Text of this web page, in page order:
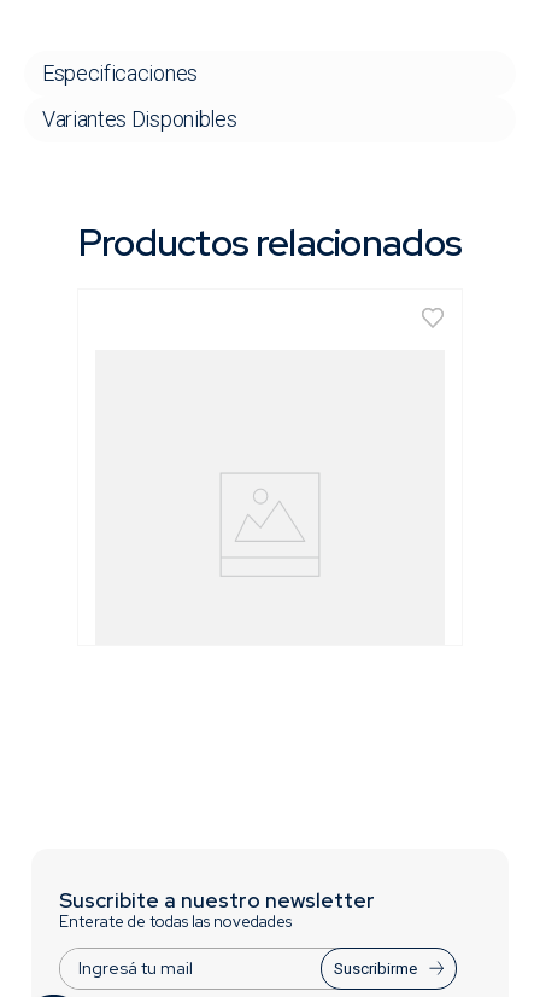
Especificaciones
Variantes Disponibles
Productos relacionados
Torquímetro de Zafe
Suscribite a nuestro newsletter
Enterate de todas las novedades
Suscribirme